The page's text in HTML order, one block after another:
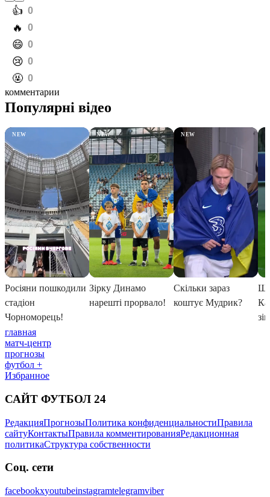
️👍 0
️🔥 0
️😄 0
️😢 0
️🤬 0
комментарии
главная
матч-центр
прогнозы
футбол +
Избранное
САЙТ ФУТБОЛ 24
РедакцияПрогнозыПолитика конфиденциальностиПравила
сайтуКонтактыПравила комментированияРедакционная
политикаСтруктура собственности
Соц. сети
facebookxyoutubeinstagramtelegramviber